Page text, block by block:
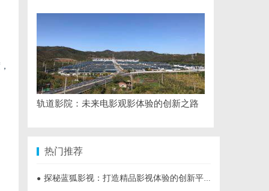
轨道影院：未来电影观影体验的创新之路
热门推荐
● 探秘蓝狐影视：打造精品影视体验的创新平台